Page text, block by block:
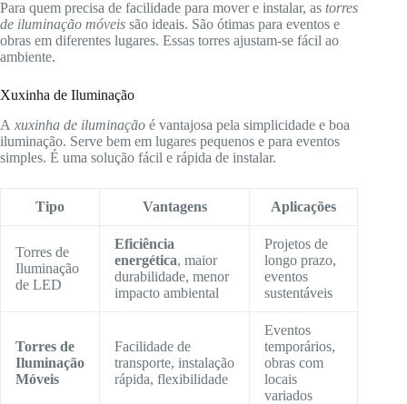
Para quem precisa de facilidade para mover e instalar, as torres
de iluminação móveis são ideais. São ótimas para eventos e
obras em diferentes lugares. Essas torres ajustam-se fácil ao
ambiente.
Xuxinha de Iluminação
A xuxinha de iluminação é vantajosa pela simplicidade e boa
iluminação. Serve bem em lugares pequenos e para eventos
simples. É uma solução fácil e rápida de instalar.
Tipo Vantagens Aplicações
Torres de
Iluminação
de LED
Eficiência
energética, maior
durabilidade, menor
impacto ambiental
Projetos de
longo prazo,
eventos
sustentáveis
Torres de
Iluminação
Móveis
Facilidade de
transporte, instalação
rápida, flexibilidade
Eventos
temporários,
obras com
locais
variados